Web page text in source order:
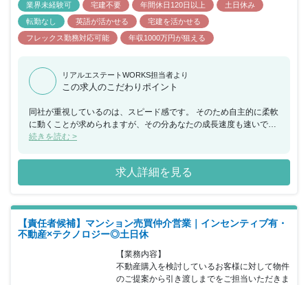
業界未経験可 宅建不要 年間休日120日以上
土日休み
転勤なし
英語が活かせる
宅建を活かせる
フレックス勤務対応可能
年収1000万円が狙える
リアルエステートWORKS担当者より
この求人のこだわりポイント
同社が重視しているのは、スピード感です。 そのため自主的に柔軟
に動くことが求められますが、その分あなたの成長速度も速いでし
ょう。 頑張った分はインセンティブとして給与で返ってきますので
されたメンバーもいるなど、正当な評価も魅力です。
続きを読む >
求人詳細を見る
【責任者候補】マンション売買仲介営業｜インセンティブ有・
不動産×テクノロジー◎土日休
【業務内容】
不動産購入を検討しているお客様に対して物件
のご提案から引き渡しまでをご担当いただきま